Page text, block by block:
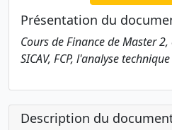
Présentation du
Cours de Finance de Master
SICAV, FCP, l'analyse
Description du